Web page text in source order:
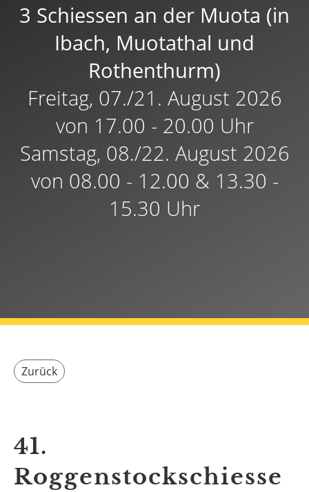
3 Schiessen an der Muota (in
Ibach, Muotathal und
Rothenthurm)
Freitag, 07./21. August 2026
von 17.00 - 20.00 Uhr
Samstag, 08./22. August 2026
von 08.00 - 12.00 & 13.30 -
15.30 Uhr
Zurück
41.
Roggenstockschiesse